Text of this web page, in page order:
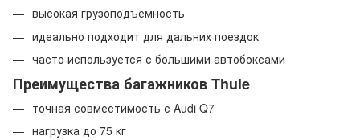
высокая грузоподъемность
идеально подходит для дальних поездок
часто используется с большими автобоксами
Преимущества багажников Thule
точная совместимость с Audi Q7
нагрузка до 75 кг